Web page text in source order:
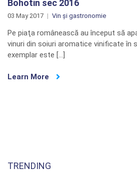
Bohotin sec 2016
03 May 2017 Vin și gastronomie
Pe piaţa românească au început să
vinuri din soiuri aromatice vinificate în
exemplar este […]
Learn More
TRENDING